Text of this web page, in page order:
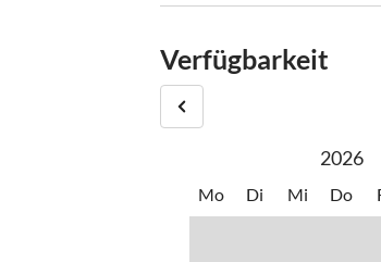
Verfügbarkeit
2026
Mo Di Mi Do